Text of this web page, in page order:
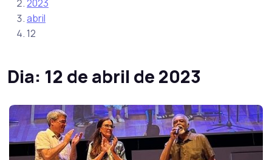
2023
abril
12
Dia: 12 de abril de 2023